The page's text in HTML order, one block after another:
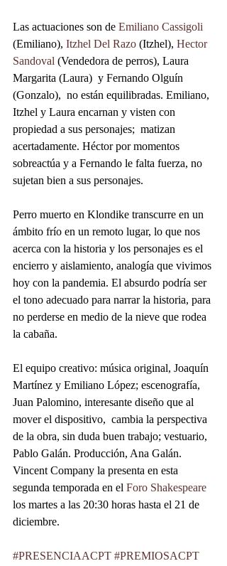
Las actuaciones son de Emiliano Cassigoli
(Emiliano), Itzhel Del Razo (Itzhel), Hector
Sandoval (Vendedora de perros), Laura
Margarita (Laura)  y Fernando Olguín
(Gonzalo),  no están equilibradas. Emiliano,
Itzhel y Laura encarnan y visten con
propiedad a sus personajes;  matizan
acertadamente. Héctor por momentos
sobreactúa y a Fernando le falta fuerza, no
sujetan bien a sus personajes.
Perro muerto en Klondike transcurre en un
ámbito frío en un remoto lugar, lo que nos
acerca con la historia y los personajes es el
encierro y aislamiento, analogía que vivimos
hoy con la pandemia. El absurdo podría ser
el tono adecuado para narrar la historia, para
no perderse en medio de la nieve que rodea
la cabaña.
El equipo creativo: música original, Joaquín
Martínez y Emiliano López; escenografía,
Juan Palomino, interesante diseño que al
mover el dispositivo,  cambia la perspectiva
de la obra, sin duda buen trabajo; vestuario,
Pablo Galán. Producción, Ana Galán.
Vincent Company la presenta en esta
segunda temporada en el Foro Shakespeare
los martes a las 20:30 horas hasta el 21 de
diciembre.
#PRESENCIAACPT #PREMIOSACPT